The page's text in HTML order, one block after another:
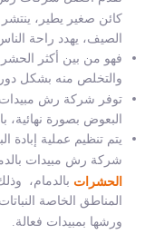
كائن صغير يطير،
الصيف، يهدد راحة
فهو من بين أكثر
والتخلص منه بشكل
توفر شركة رش مبيدات
البعوض بصورة نهائية،
يتم تنظيم عملية
شركة رش مبيدات
الحشرات بالدمام،
المناطق الخاصة
ورشها بمبيدات فعالة.